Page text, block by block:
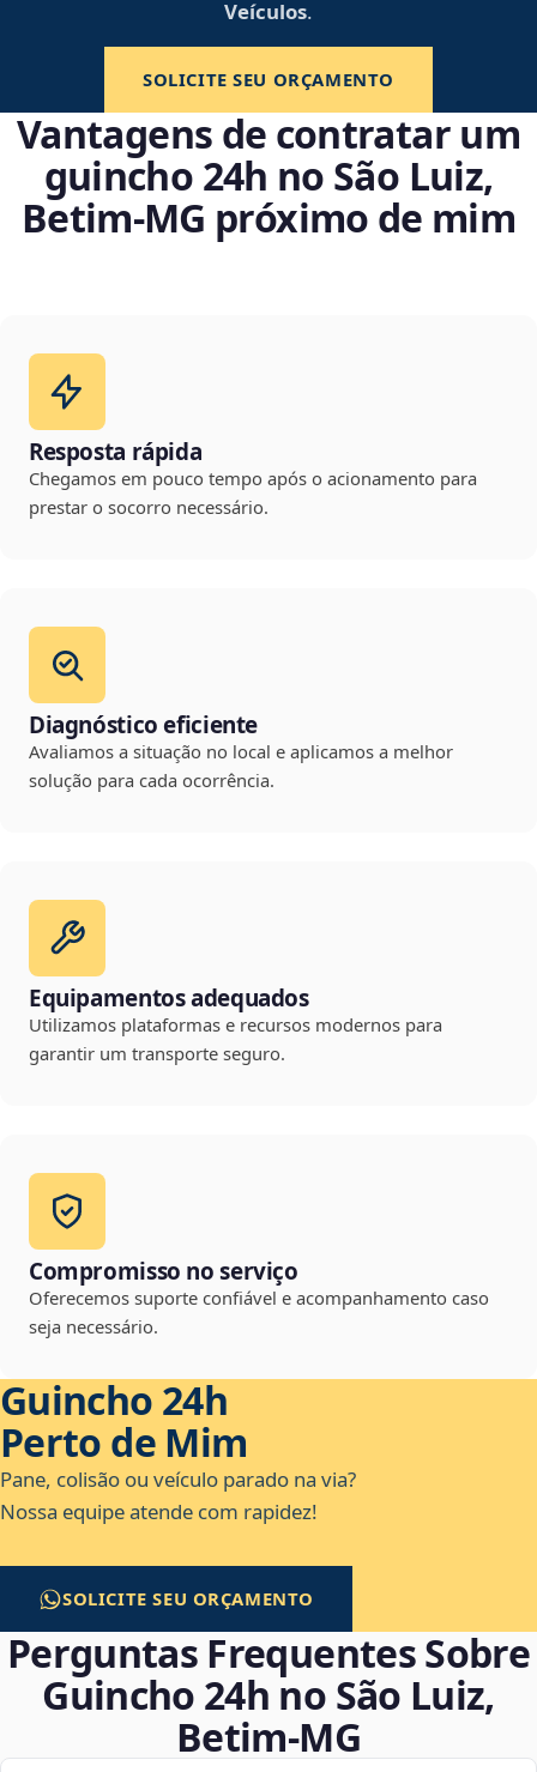
Veículos.
SOLICITE SEU ORÇAMENTO
Vantagens de contratar um
guincho 24h no São Luiz,
Betim‑MG próximo de mim
Resposta rápida
Chegamos em pouco tempo após o acionamento para
prestar o socorro necessário.
Diagnóstico eficiente
Avaliamos a situação no local e aplicamos a melhor
solução para cada ocorrência.
Equipamentos adequados
Utilizamos plataformas e recursos modernos para
garantir um transporte seguro.
Compromisso no serviço
Oferecemos suporte confiável e acompanhamento caso
seja necessário.
Guincho 24h
Perto de Mim
Pane, colisão ou veículo parado na via?
Nossa equipe atende com rapidez!
SOLICITE SEU ORÇAMENTO
Perguntas Frequentes Sobre
Guincho 24h no São Luiz,
Betim‑MG